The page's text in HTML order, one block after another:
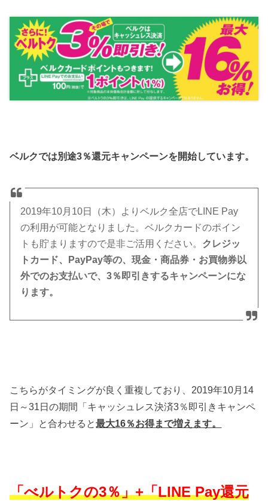
ベルクでは別途3％還元キャンペーンを開始しています。
2019年10月10日（木）よりベルク全店でLINE Pay
の利用が可能となりました。ベルクカードのポイン
トも貯まりますので是非ご活用ください。 クレジッ
トカード、PayPay等の、現金・商品券・お買物券以
外でのお支払いで、3％即引きするキャンペーンにな
ります。
こちらがタイミングが良く重複しており、2019年10月14
日～31日の期間「キャッシュレス決済3％即引きキャンペ
ーン」と合わせると最大16％お得まで増えます。
「べルトクの3％」+「LINE Pay還元